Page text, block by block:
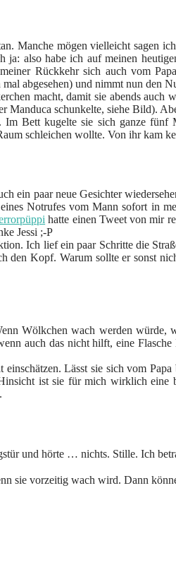
Manche mögen vielleicht sagen
also habe ich auf meinen
Rückkehr sich auch vom
abgesehen) und nimmt nun den
macht, damit sie abends
Manduca schunkelte, siehe Bild).
Bett kugelte sie sich ganze
schleichen wollte. Von ihr kam
ein paar neue Gesichter
Notrufes vom Mann sofort in
hatte einen Tweet von mir
Jessi ;-P
Ich lief ein paar Schritte die
Kopf. Warum sollte er sonst
Wölkchen wach werden
auch das nicht hilft, eine
Lässt sie sich vom
ist sie für mich wirklich
und hörte … nichts. Stille. Ich
sie vorzeitig wach wird. Dann